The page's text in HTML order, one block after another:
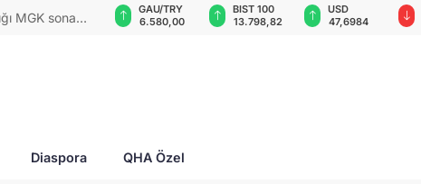
ile Ahıska
6.580,00
BIST 100
13.798,82
USD
47,6984
EUR
55,0003
Diaspora QHA Özel